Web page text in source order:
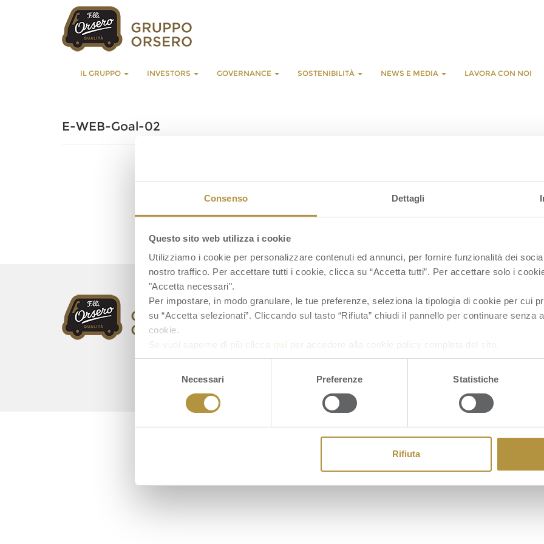
Consenso Dettagli
Questo sito web utilizza i cookie
Utilizziamo i cookie per personalizzare contenuti ed annunci, per fornire funzionalità dei
nostro traffico. Per accettare tutti i cookie, clicca su “Accetta tutti”. Per accettare solo i
"Accetta necessari".
Per impostare, in modo granulare, le tue preferenze, seleziona la tipologia di cookie per cui
su “Accetta selezionati”. Cliccando sul tasto “Rifiuta” chiudi il pannello per continuare senza
cookie.
Se vuoi saperne di più clicca
qui per accedere alla cookie policy completa del sito.
Necessari Preferenze Statistiche
Rifiuta
IL GRUPPO INVESTORS GOVERNANCE SOSTENIBILITÀ NEWS E MEDIA LAVORA CON NOI
E-WEB-Goal-02